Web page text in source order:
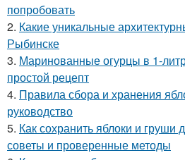
попробовать
2. Какие уникальные
Рыбинске
3. Маринованные огурцы в 1-
простой рецепт
4. Правила сбора и хранения
руководство
5. Как сохранить яблоки и
советы и проверенные методы